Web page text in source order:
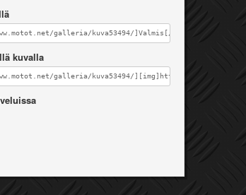
galleria/kuva53494/]Valmis[/url]
kuvalla
galleria/kuva53494/][img]http://